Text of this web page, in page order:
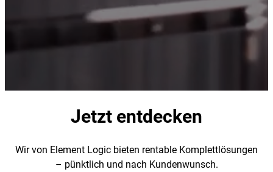
Jetzt entdecken
Wir von Element Logic bieten rentable Komplettlösungen
– pünktlich und nach Kundenwunsch.